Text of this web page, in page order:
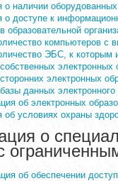
о наличии
о доступе к
образовательной
компьютеров с
ЭБС, к которым
электронных
данных электронного
об электронных
об условиях охраны
о
об обеспечении